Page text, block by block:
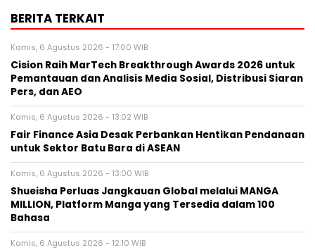
BERITA TERKAIT
Kamis, 6 Agustus 2026 - 17:00 WIB
Cision Raih MarTech Breakthrough Awards 2026 untuk
Pemantauan dan Analisis Media Sosial, Distribusi Siaran
Pers, dan AEO
Kamis, 6 Agustus 2026 - 13:02 WIB
Fair Finance Asia Desak Perbankan Hentikan Pendanaan
untuk Sektor Batu Bara di ASEAN
Kamis, 6 Agustus 2026 - 13:00 WIB
Shueisha Perluas Jangkauan Global melalui MANGA
MILLION, Platform Manga yang Tersedia dalam 100
Bahasa
Kamis, 6 Agustus 2026 - 12:10 WIB